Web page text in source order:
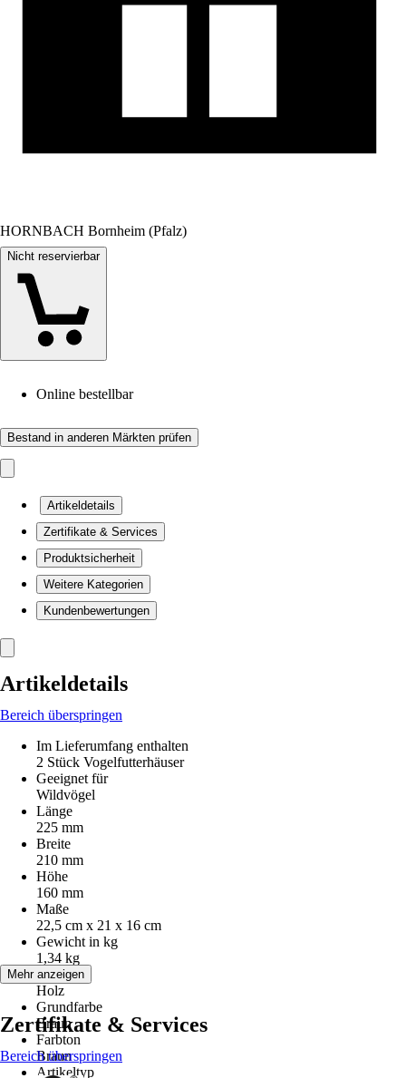
HORNBACH Bornheim (Pfalz)
Nicht reservierbar
Online bestellbar
Bestand in anderen Märkten prüfen
Artikeldetails
Zertifikate & Services
Produktsicherheit
Weitere Kategorien
Kundenbewertungen
Artikeldetails
Bereich überspringen
Im Lieferumfang enthalten
2 Stück Vogelfutterhäuser
Geeignet für
Wildvögel
Länge
225 mm
Breite
210 mm
Höhe
160 mm
Maße
22,5 cm x 21 x 16 cm
Gewicht in kg
1,34 kg
Material
Holz
Grundfarbe
Braun
Farbton
Braun
Artikeltyp
Mehr anzeigen
Zertifikate & Services
Bereich überspringen